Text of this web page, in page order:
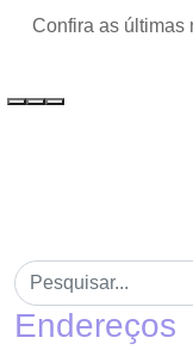
Confira as últimas
Endereços